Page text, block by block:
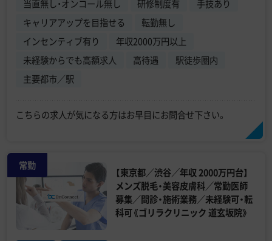
当直無し・オンコール無し
研修制度有
手技あり
キャリアアップを目指せる
転勤無し
インセンティブ有り
年収2000万円以上
未経験からでも高額求人
高待遇
駅徒歩圏内
主要都市／駅
こちらの求人が気になる方はお早目にお問合せ下さい。
常勤
【東京都／渋谷／年収 2000万円台】
メンズ脱毛・美容皮膚科／常勤医師
募集／問診・施術業務／未経験可・転
科可《ゴリラクリニック 道玄坂院》